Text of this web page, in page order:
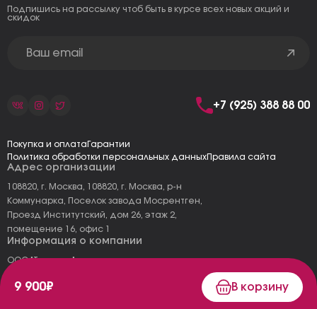
9 900₽ В корзину
Адрес организации
108820, г. Москва, 108820, г. Москва, р-н
Коммунарка, Поселок завода Мосрентген,
Проезд Институтский, дом 26, этаж 2,
помещение 16, офис 1
Информация о компании
ООО "Тоскана"
КПП: 775101001
Подпишись на рассылку чтоб быть в курсе всех новых акций и
скидок
+7 (925) 388 88 00
Покупка и оплата Гарантии
Политика обработки персональных данныхПравила сайта